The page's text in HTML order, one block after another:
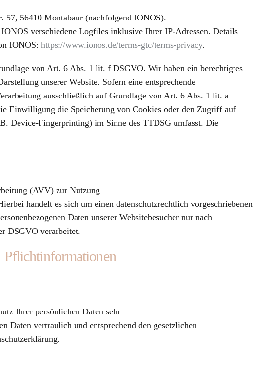
56410 Montabaur (nachfolgend IONOS).
IONOS verschiedene Logfiles inklusive Ihrer IP-Adressen. Details
IONOS: https://www.ionos.de/terms-gtc/terms-privacy.
von Art. 6 Abs. 1 lit. f DSGVO. Wir haben ein berechtigtes
unserer Website. Sofern eine entsprechende
ausschließlich auf Grundlage von Art. 6 Abs. 1 lit. a
Einwilligung die Speicherung von Cookies oder den Zugriff auf
Device-Fingerprinting) im Sinne des TTDSG umfasst. Die
(AVV) zur Nutzung
handelt es sich um einen datenschutzrechtlich vorgeschriebenen
Daten unserer Websitebesucher nur nach
DSGVO verarbeitet.
Ihrer persönlichen Daten sehr
Daten vertraulich und entsprechend den gesetzlichen